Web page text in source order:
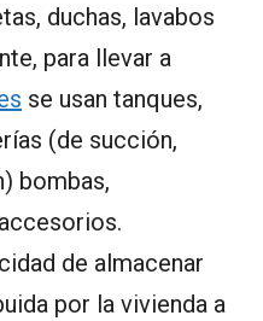
duchas, lavabos
para llevar a
se usan tanques,
(de succión,
bombas,
de almacenar
por la vivienda a